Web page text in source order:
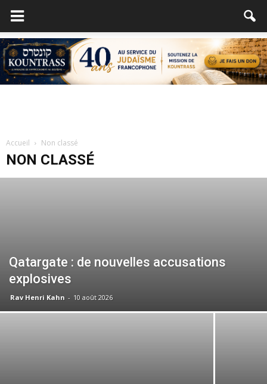
Accueil Non classé
NON CLASSÉ
Qatargate : de nouvelles accusations
explosives
Rav Henri Kahn - 10 août 2026